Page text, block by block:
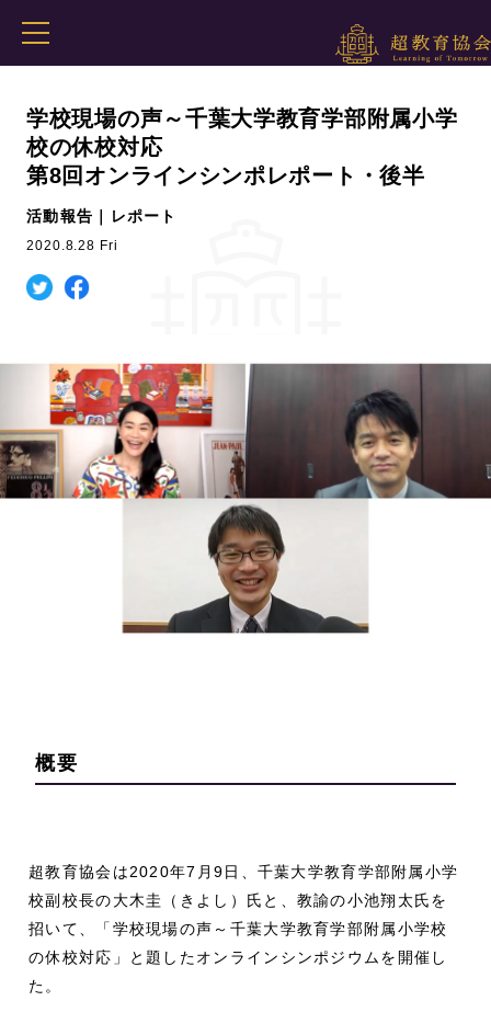
学校現場の声～千葉大学教育学部附属小学
校の休校対応
第8回オンラインシンポレポート・後半
活動報告｜レポート
2020.8.28 Fri
概要
超教育協会は2020年7月9日、千葉大学教育学部附属小学
校副校長の大木圭（きよし）氏と、教諭の小池翔太氏を
招いて、「学校現場の声～千葉大学教育学部附属小学校
の休校対応」と題したオンラインシンポジウムを開催し
た。